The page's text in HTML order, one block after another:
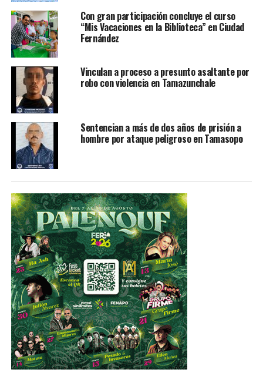
las circunstancias; ya de lo que ellos puedan generar a
partir de esa decisión y del análisis que puedan hacer de
la carpeta de investigación, estaríamos generando la
información”.
Por lo pronto ya fue analizado el lugar de los hechos,
razón por la que el funcionario le explicó a los presentes
que serán fundamentales las pruebas periciales para dar
con la verdad de lo ocurrido.
“No hay cámaras, no tenemos testigos presenciales,
estamos haciendo una investigación del lugar en el que
estuvieron previamente o alguna circunstancia que nos
pueda generar información de qué y cómo fueron las
circunstancias previas a lo que nosotros vemos como un
hecho de tránsito, estamos analizando y estamos
pidiendo que se determiné a través los datos científicos
que arrojen las investigaciones”, concluyó.
TEMAS RELACIONADOS FEATURED
YA VIENE
Evacuan a trabajadores del rastro TIP por fuga de
amoniaco en SLP
NO TE PIERDAS
Cae camioneta a un arroyo de Ciudad Valles
Con gran participación concluye el curso
“Mis Vacaciones en la Biblioteca” en Ciudad
Fernández
Vinculan a proceso a presunto asaltante por
robo con violencia en Tamazunchale
Sentencian a más de dos años de prisión a
hombre por ataque peligroso en Tamasopo